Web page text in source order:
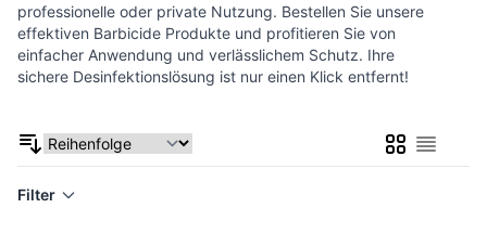
professionelle oder private Nutzung. Bestellen Sie unsere
effektiven Barbicide Produkte und profitieren Sie von
einfacher Anwendung und verlässlichem Schutz. Ihre
sichere Desinfektionslösung ist nur einen Klick entfernt!
ListeListe
Filter